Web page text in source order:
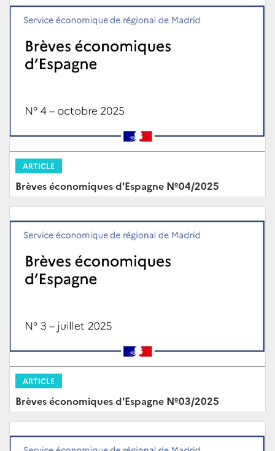
ARTICLE
Brèves économiques d'Espagne Nº04/2025
ARTICLE
Brèves économiques d'Espagne Nº03/2025